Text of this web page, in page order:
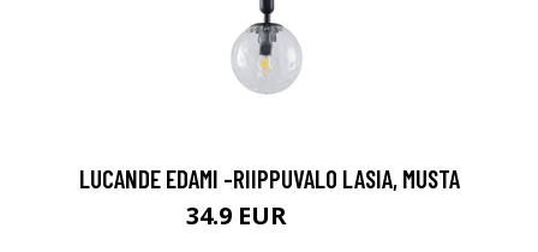
LUCANDE EDAMI -RIIPPUVALO LASIA, MUSTA
34.9 EUR